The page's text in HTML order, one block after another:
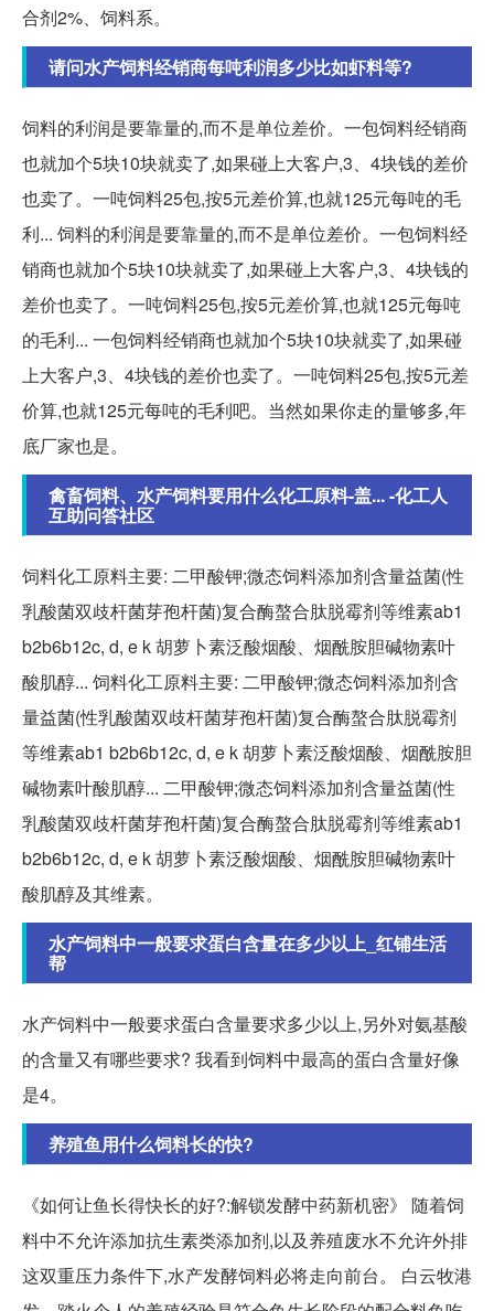
合剂2%、饲料系。
请问水产饲料经销商每吨利润多少比如虾料等?
饲料的利润是要靠量的,而不是单位差价。一包饲料经销商
也就加个5块10块就卖了,如果碰上大客户,3、4块钱的差价
也卖了。一吨饲料25包,按5元差价算,也就125元每吨的毛
利... 饲料的利润是要靠量的,而不是单位差价。一包饲料经
销商也就加个5块10块就卖了,如果碰上大客户,3、4块钱的
差价也卖了。一吨饲料25包,按5元差价算,也就125元每吨
的毛利... 一包饲料经销商也就加个5块10块就卖了,如果碰
上大客户,3、4块钱的差价也卖了。一吨饲料25包,按5元差
价算,也就125元每吨的毛利吧。当然如果你走的量够多,年
底厂家也是。
禽畜饲料、水产饲料要用什么化工原料-盖... -化工人
互助问答社区
饲料化工原料主要: 二甲酸钾;微态饲料添加剂含量益菌(性
乳酸菌双歧杆菌芽孢杆菌)复合酶螯合肽脱霉剂等维素ab1
b2b6b12c, d, e k 胡萝卜素泛酸烟酸、烟酰胺胆碱物素叶
酸肌醇... 饲料化工原料主要: 二甲酸钾;微态饲料添加剂含
量益菌(性乳酸菌双歧杆菌芽孢杆菌)复合酶螯合肽脱霉剂
等维素ab1 b2b6b12c, d, e k 胡萝卜素泛酸烟酸、烟酰胺胆
碱物素叶酸肌醇... 二甲酸钾;微态饲料添加剂含量益菌(性
乳酸菌双歧杆菌芽孢杆菌)复合酶螯合肽脱霉剂等维素ab1
b2b6b12c, d, e k 胡萝卜素泛酸烟酸、烟酰胺胆碱物素叶
酸肌醇及其维素。
水产饲料中一般要求蛋白含量在多少以上_红铺生活
帮
水产饲料中一般要求蛋白含量要求多少以上,另外对氨基酸
的含量又有哪些要求? 我看到饲料中最高的蛋白含量好像
是4。
养殖鱼用什么饲料长的快?
《如何让鱼长得快长的好?:解锁发酵中药新机密》 随着饲
料中不允许添加抗生素类添加剂,以及养殖废水不允许外排
这双重压力条件下,水产发酵饲料必将走向前台。 白云牧港